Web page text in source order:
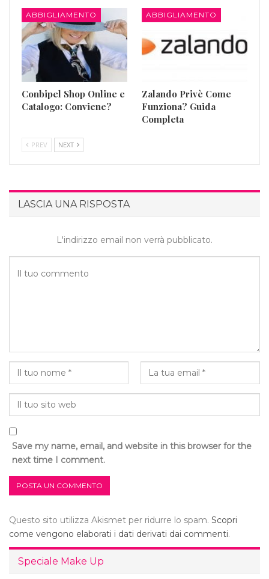
ABBIGLIAMENTO
Conbipel Shop Online e
Catalogo: Conviene?
ABBIGLIAMENTO
Zalando Privè Come
Funziona? Guida
Completa
PREV NEXT
LASCIA UNA RISPOSTA
L'indirizzo email non verrà pubblicato.
Save my name, email, and website in this browser for the
next time I comment.
Questo sito utilizza Akismet per ridurre lo spam. Scopri
come vengono elaborati i dati derivati dai commenti.
Speciale Make Up